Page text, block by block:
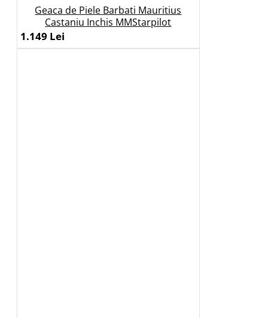
Geaca de Piele Barbati Mauritius
Castaniu Inchis MMStarpilot
1.149 Lei